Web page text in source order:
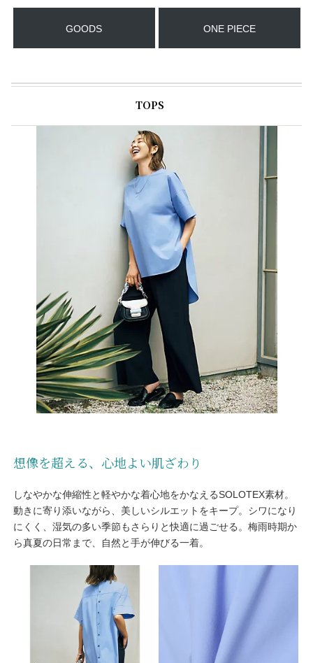
GOODS ONE PIECE
TOPS
想像を超える、心地よい肌ざわり
しなやかな伸縮性と軽やかな着心地をかなえるSOLOTEX素材。
動きに寄り添いながら、美しいシルエットをキープ。シワになり
にくく、湿気の多い季節もさらりと快適に過ごせる。梅雨時期か
ら真夏の日常まで、自然と手が伸びる一着。